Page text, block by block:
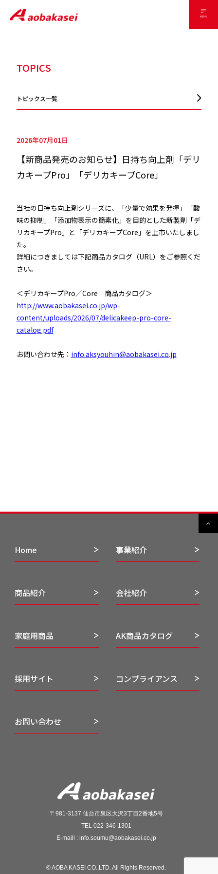
TOPICS
トピックス一覧
2026年07月01日
【新商品発売のお知らせ】日持ち向上剤「デリ
カキープPro」「デリカキープCore」
当社の日持ち向上剤シリーズに、「少量で効果を発揮」「酸
味の抑制」「添加物表示の簡素化」を目的とした新製剤「デ
リカキープPro」と「デリカキープCore」を上市いたしまし
た。
詳細につきましては下記商品カタログ（URL）をご参照くだ
さい。
＜デリカキープPro／Core 商品カタログ＞
http://www.aobakasei.co.jp/wp-
content/uploads/2026/07/delicakeep-pro-core-
catalog.pdf
お問い合わせ先： info.aksyouhin@aobakasei.co.jp
Home 事業紹介
商品紹介 会社紹介
家庭用商品 AK商品カタログ
採用サイト コンプライアンス
お問い合わせ
〒981-3137 仙台市泉区大沢3丁目2番地5号
TEL 022-346-1301
E-maill : info.soumu@aobakasei.co.jp
© AOBA KASEI CO.,LTD. All Rights Reserved.